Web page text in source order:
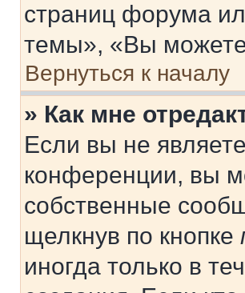
страниц форума
темы», «Вы можете
Вернуться к началу
» Как мне
Если вы не
конференции, вы
собственные
щелкнув по кнопке
иногда только в